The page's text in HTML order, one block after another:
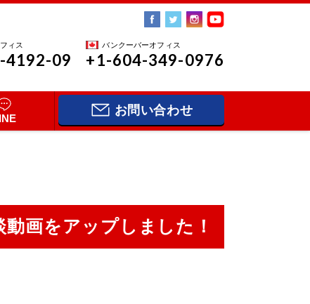
ィス
4192-09
バンクーバーオフィス
+1-604-349-0976
お問い合わせ
画をアップしました！